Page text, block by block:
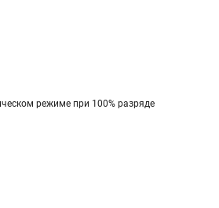
режиме при 100% разряде